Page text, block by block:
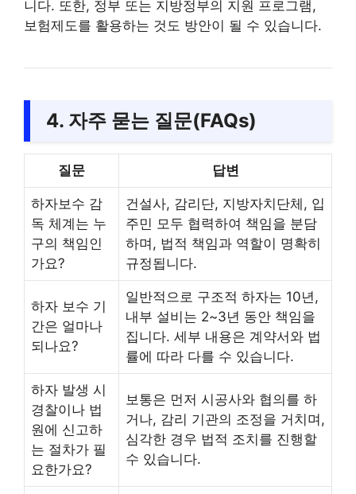
니다. 또한, 정부 또는 지방정부의 지원 프로그램,
보험제도를 활용하는 것도 방안이 될 수 있습니다.
4. 자주 묻는 질문(FAQs)
질문 답변
하자보수 감
독 체계는 누
구의 책임인
가요?
건설사, 감리단, 지방자치단체, 입
주민 모두 협력하여 책임을 분담
하며, 법적 책임과 역할이 명확히
규정됩니다.
하자 보수 기
간은 얼마나
되나요?
일반적으로 구조적 하자는 10년,
내부 설비는 2~3년 동안 책임을
집니다. 세부 내용은 계약서와 법
률에 따라 다를 수 있습니다.
하자 발생 시
경찰이나 법
원에 신고하
는 절차가 필
요한가요?
보통은 먼저 시공사와 협의를 하
거나, 감리 기관의 조정을 거치며,
심각한 경우 법적 조치를 진행할
수 있습니다.